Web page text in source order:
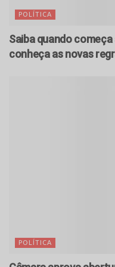
POLÍTICA
Saiba quando
conheça as novas
POLÍTICA